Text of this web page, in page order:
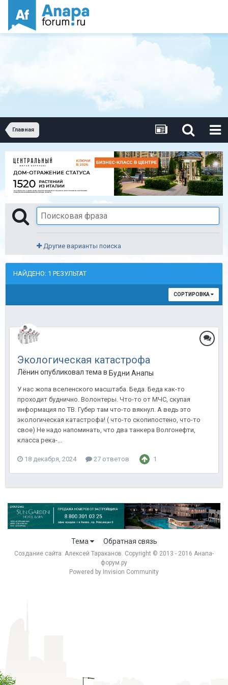
Главная
Другие варианты поиска
НАЙДЕНО: 1 РЕЗУЛЬТАТ
СОРТИРОВКА
Экологическая катастрофа
Лёнин опубликовал тема в Будни Анапы
У нас жопа вселенского масштаба. Беда. Беда как-то
проходит буднично. Волонтеры. Что-то от МЧС, скупая
информация по ТВ. Губер там что-то вякнул. А ведь это
экологическая катастрофа! ( что-то скопипостено, что-то
свое) Не надо напоминать, что два танкера Волгонефти,
класса река-...
18 декабря, 2024 27 ответов 1
Тема Обратная связь
Создание сайта: Алексей Тараканов. Copyright © 2013 - 2016 Анапа-
форум.ру
Powered by Invision Community